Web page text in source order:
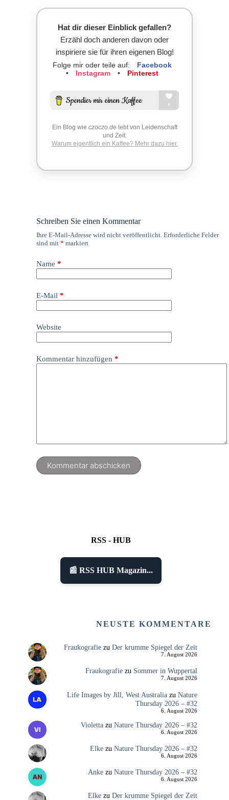
Hat dir dieser Einblick gefallen?
Erzähl doch anderen davon oder
inspiriere sie für ihren eigenen Blog!
Folge mir oder teile auf:
Facebook
•
Instagram • Pinterest
Ein Blog wie czoczo.delebt von Leidenschaft
und Zeit.
Warum eigentlich ein Kaffee? Mehr dazu hier.
Schreiben Sie einen Kommentar
Ihre E-Mail-Adresse wird nicht veröffentlicht. Erforderliche Felder
sind mit* markiert
Name *
E-Mail *
Website
Kommentar hinzufügen *
Kommentar abschicken
RSS - HUB
📰 RSS HUB Magazin...
NEUSTE KOMMENTARE
Fraukografiezu Der krumme Spiegel der Zeit
7. August 2026
Fraukografiezu Sommer in Wuppertal
7. August 2026
Life Images by Jill, West Australiazu Nature
Thursday 2026 – #32
6. August 2026
Violettazu Nature Thursday 2026 – #32
6. August 2026
Elkezu Nature Thursday 2026 – #32
6. August 2026
Ankezu Nature Thursday 2026 – #32
6. August 2026
Elkezu Der krumme Spiegel der Zeit